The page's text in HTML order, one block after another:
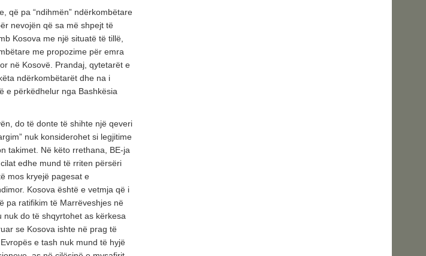
që pa “ndihmën” ndërkombëtare
nevojën që sa më shpejt të
Kosova me një situatë të tillë,
me propozime për emra
në Kosovë. Prandaj, qytetarët e
ndërkombëtarët dhe na i
e përkëdhelur nga Bashkësia
do të donte të shihte një qeveri
nuk konsiderohet si legjitime
takimet. Në këto rrethana, BE-ja
edhe mund të rriten përsëri
mos kryejë pagesat e
Kosova është e vetmja që i
pa ratifikim të Marrëveshjes në
nuk do të shqyrtohet as kërkesa
se Kosova ishte në prag të
e tash nuk mund të hyjë